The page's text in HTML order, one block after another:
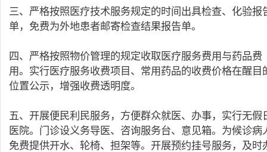
三、严格按照医疗技术服务规定的时间出具检查、化验报
单，免费为外地患者邮寄检查结果报告单。
四、严格按照物价管理的规定收取医疗服务费用与药品费
用。实行医疗服务收费项目、常用药品的收费价格在醒目
位置公示，增强收费透明度。
五、开展便民利民服务，方便群众就医、办事，实行无假
医院。门诊设义务导医、咨询服务台、意见箱。为候诊病
免费提供开水、轮椅、担架等。开展预约挂号服务，及时